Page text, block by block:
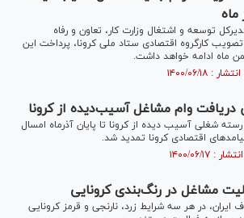
ماه
توسعه و اشتغال وزارت کار، تعاون و رفاه
کارگروه اقتصادی ستاد ملی کرونا، پرداخت این
ماه ادامه خواهد داشت.
وام مشاغل آسیب‌دیده از کرونا
زمان پرداخت وام برای ۱۴ رسته شغلی آسیب دیده از کرونا تا پایان آذرماه امسال
اقتصادی کرونا تمدید شد.
مشاغل در رنگ‌بندی کرونایی
ایران، در هر سه شرایط زرد، نارنجی و قرمز کرونایی